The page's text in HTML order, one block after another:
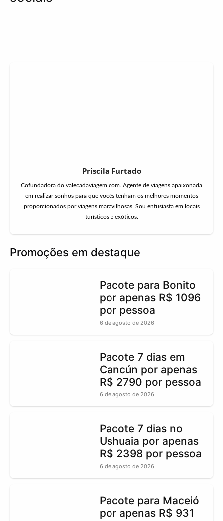
Priscila Furtado
Cofundadora do valecadaviagem.com. Agente de viagens apaixonada
em realizar sonhos para que vocês tenham os melhores momentos
proporcionados por viagens maravilhosas. Sou entusiasta em locais
turísticos e exóticos.
Promoções em destaque
Pacote para Bonito
por apenas R$ 1096
por pessoa
6 de agosto de 2026
Pacote 7 dias em
Cancún por apenas
R$ 2790 por pessoa
6 de agosto de 2026
Pacote 7 dias no
Ushuaia por apenas
R$ 2398 por pessoa
6 de agosto de 2026
Pacote para Maceió
por apenas R$ 931